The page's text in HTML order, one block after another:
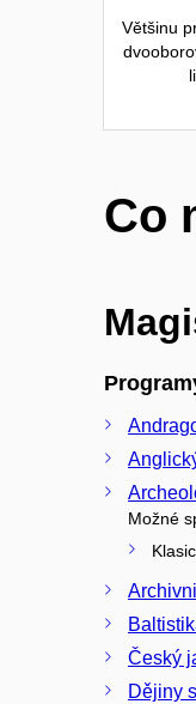
Většinu
Co
Možné
Český
Dějiny